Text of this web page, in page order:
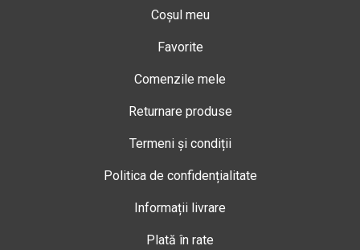
Coșul meu
Favorite
Comenzile mele
Returnare produse
Termeni și condiții
Politica de confidențialitate
Informații livrare
Plată în rate